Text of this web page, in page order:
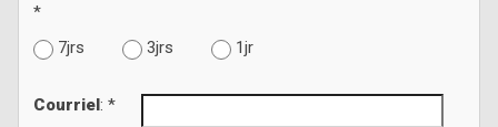
*
7jrs
3jrs 1jr
Courriel: *